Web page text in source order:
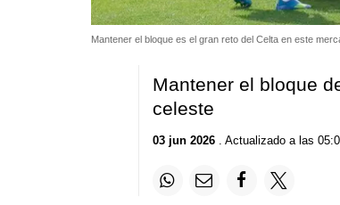
Mantener el bloque es el gran reto del Celta en este
Mantener el bloque
celeste
03 jun 2026. Actualizado a las